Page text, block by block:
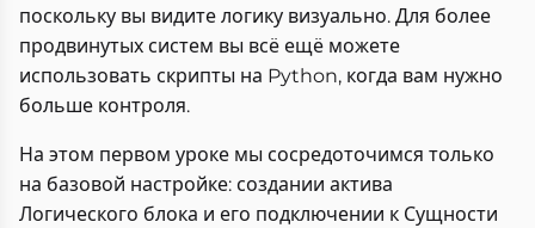
поскольку вы видите логику визуально. Для более
продвинутых систем вы всё ещё можете
использовать скрипты на Python, когда вам нужно
больше контроля.
На этом первом уроке мы сосредоточимся только
на базовой настройке: создании актива
Логического блока и его подключении к Сущности